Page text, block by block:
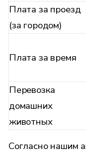
Плата за проезд
(за городом)
Плата за время
Перевозка
домашних
животных
Согласно нашим